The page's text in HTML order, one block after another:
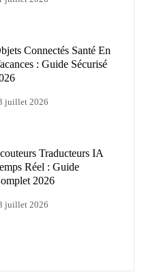
Connectés Santé En
: Guide Sécurisé
juillet 2026
Traducteurs IA
Réel : Guide
2026
juillet 2026